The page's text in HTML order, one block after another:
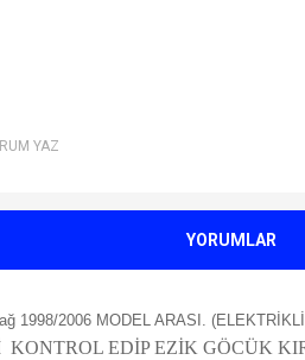
YAZ
YORUMLAR
1998/2006 MODEL ARASI.
EDİP EZİK GÖCÜK